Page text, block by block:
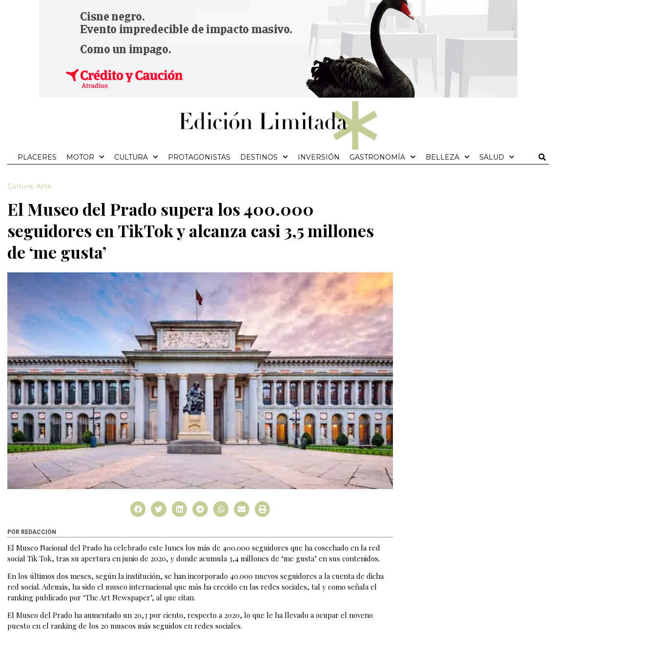
PLACERES MOTOR CULTURA PROTAGONISTAS DESTINOS INVERSIÓN GASTRONOMÍA BELLEZA SALUD
Cultura Arte
El Museo del Prado supera los 400.000
seguidores en TikTok y alcanza casi 3,5 millones
de ‘me gusta’
POR REDACCIÓN
El Museo Nacional del Prado ha celebrado este lunes los más de 400.000 seguidores que ha cosechado en la red
social Tik Tok, tras su apertura en junio de 2020, y donde acumula 3,4 millones de ‘me gusta’ en sus contenidos.
En los últimos dos meses, según la institución, se han incorporado 40.000 nuevos seguidores a la cuenta de dicha
red social. Además, ha sido el museo internacional que más ha crecido en las redes sociales, tal y como señala el
ranking publicado por ‘The Art Newspaper’, al que citan.
El Museo del Prado ha aumentado un 20,3 por ciento, respecto a 2020, lo que le ha llevado a ocupar el noveno
puesto en el ranking de los 20 museos más seguidos en redes sociales.